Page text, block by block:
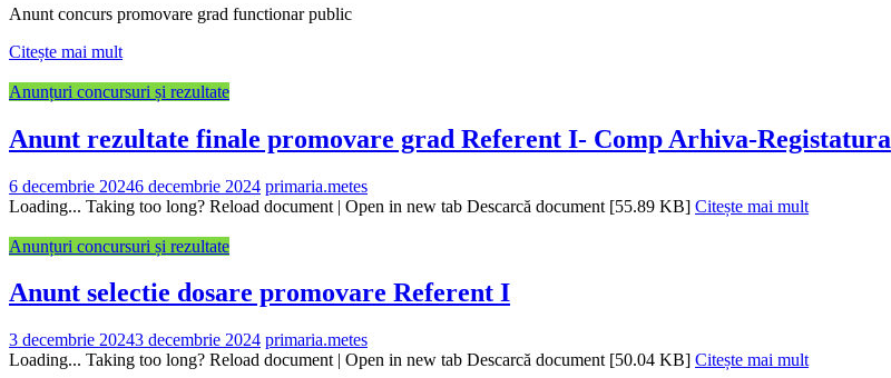
Anunt concurs promovare grad functionar public
Citește mai mult
Anunțuri concursuri și rezultate
Anunt rezultate finale promovare grad Referent I- Comp Arhiva-Registatura
6 decembrie 20246 decembrie 2024 primaria.metes
Loading... Taking too long? Reload document | Open in new tab Descarcă document [55.89 KB] Citește mai mult
Anunțuri concursuri și rezultate
Anunt selectie dosare promovare Referent I
3 decembrie 20243 decembrie 2024 primaria.metes
Loading... Taking too long? Reload document | Open in new tab Descarcă document [50.04 KB] Citește mai mult